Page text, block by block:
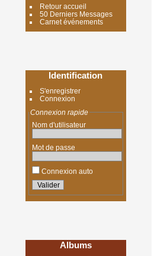
Retour accueil
50 Derniers Messages
Carnet événements
Identification
S'enregistrer
Connexion
Connexion rapide
Nom d'utilisateur
Mot de passe
Connexion auto
Albums